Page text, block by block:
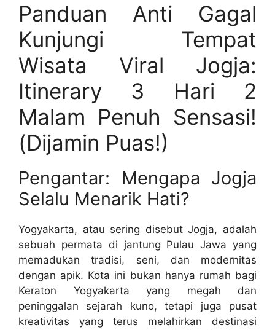
Panduan Anti Gagal
Kunjungi Tempat
Wisata Viral Jogja:
Itinerary 3 Hari 2
Malam Penuh Sensasi!
(Dijamin Puas!)
Pengantar: Mengapa Jogja
Selalu Menarik Hati?
Yogyakarta, atau sering disebut Jogja, adalah
sebuah permata di jantung Pulau Jawa yang
memadukan tradisi, seni, dan modernitas
dengan apik. Kota ini bukan hanya rumah bagi
Keraton Yogyakarta yang megah dan
peninggalan sejarah kuno, tetapi juga pusat
kreativitas yang terus melahirkan destinasi